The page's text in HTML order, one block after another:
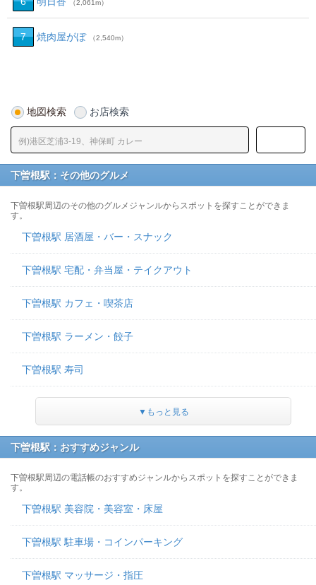
（2,061m）
7 焼肉屋がぼ （2,540m）
地図検索 お店検索
下曽根駅：その他のグルメ
下曽根駅周辺のその他のグルメジャンルからスポットを探すことができま
す。
下曽根駅 居酒屋・バー・スナック
下曽根駅 宅配・弁当屋・テイクアウト
下曽根駅 カフェ・喫茶店
下曽根駅 ラーメン・餃子
下曽根駅 寿司
▼もっと見る
下曽根駅：おすすめジャンル
下曽根駅周辺の電話帳のおすすめジャンルからスポットを探すことができま
す。
下曽根駅 美容院・美容室・床屋
下曽根駅 駐車場・コインパーキング
下曽根駅 マッサージ・指圧